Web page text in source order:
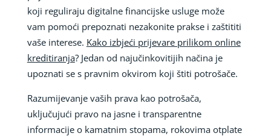
koji reguliraju digitalne financijske usluge može
vam pomoći prepoznati nezakonite prakse i zaštititi
vaše interese. Kako izbjeći prijevare prilikom online
kreditiranja? Jedan od najučinkovitijih načina je
upoznati se s pravnim okvirom koji štiti potrošače.
Razumijevanje vaših prava kao potrošača,
uključujući pravo na jasne i transparentne
informacije o kamatnim stopama, rokovima otplate